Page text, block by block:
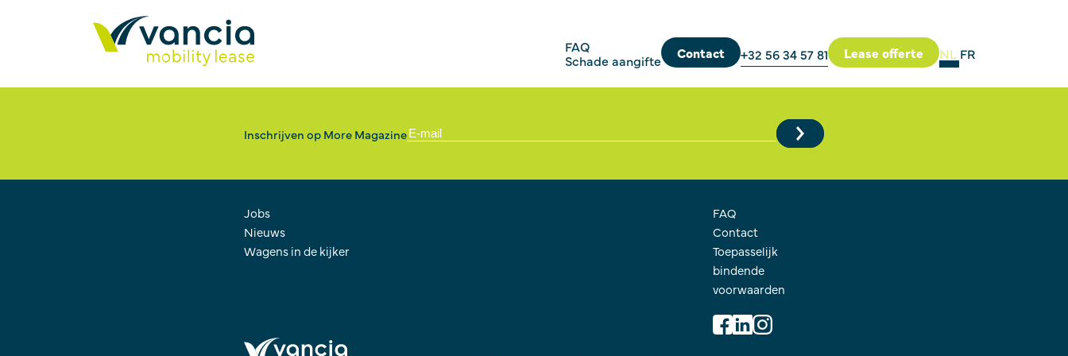
FAQ
Schade aangifte
Contact +32 56 34 57 81 Lease offerte NL FR
Inschrijven op More Magazine
Jobs
Nieuws
Wagens in de kijker
FAQ
Contact
Toepasselijk
bindende
voorwaarden